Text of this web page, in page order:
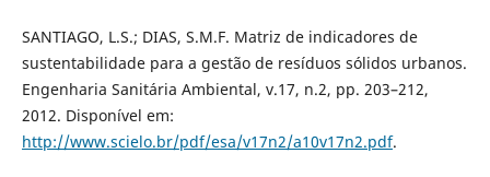
SANTIAGO, L.S.; DIAS, S.M.F. Matriz de indicadores de
sustentabilidade para a gestão de resíduos sólidos urbanos.
Engenharia Sanitária Ambiental, v.17, n.2, pp. 203–212,
2012. Disponível em:
http://www.scielo.br/pdf/esa/v17n2/a10v17n2.pdf.